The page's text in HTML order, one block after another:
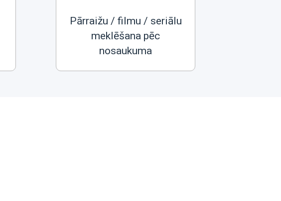
Pārraižu / filmu / seriālu
meklēšana pēc
nosaukuma